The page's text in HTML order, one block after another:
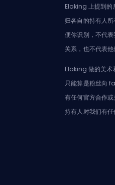
Eloking 上提到的
归各自的持有人
便你识别，不代
关系，也不代表他
Eloking 做的美术
只能算是粉丝向
有任何官方合作
持有人对我们有任